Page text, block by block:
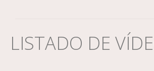
LISTADO DE